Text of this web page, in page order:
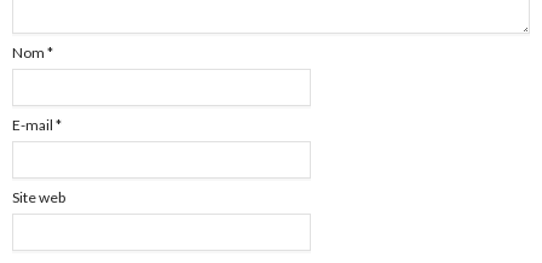
Nom *
E-mail *
Site web